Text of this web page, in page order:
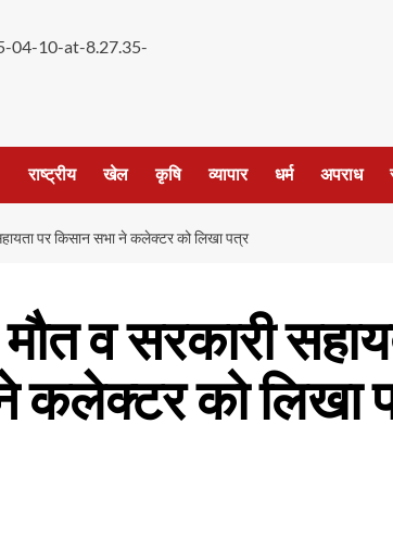
राष्ट्रीय खेल कृषि व्यापार धर्म अपराध
पर किसान सभा ने कलेक्टर को लिखा पत्र
व सरकारी
कलेक्टर को लिखा